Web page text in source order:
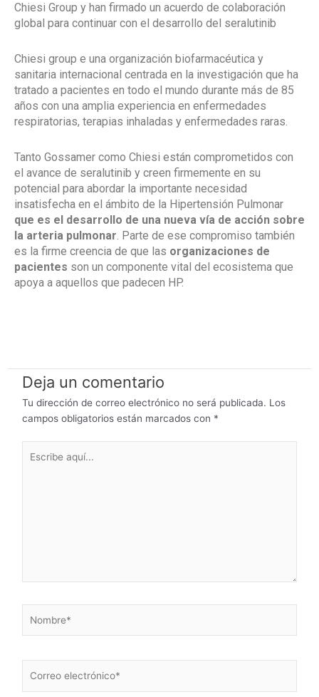
Chiesi Group y han firmado un acuerdo de colaboración
global para continuar con el desarrollo del seralutinib
Chiesi group e una organización biofarmacéutica y
sanitaria internacional centrada en la investigación que ha
tratado a pacientes en todo el mundo durante más de 85
años con una amplia experiencia en enfermedades
respiratorias, terapias inhaladas y enfermedades raras.
Tanto Gossamer como Chiesi están comprometidos con
el avance de seralutinib y creen firmemente en su
potencial para abordar la importante necesidad
insatisfecha en el ámbito de la Hipertensión Pulmonar
que es el desarrollo de una nueva vía de acción sobre
la arteria pulmonar. Parte de ese compromiso también
es la firme creencia de que las organizaciones de
pacientes son un componente vital del ecosistema que
apoya a aquellos que padecen HP.
Deja un comentario
Tu dirección de correo electrónico no será publicada. Los
campos obligatorios están marcados con *
aquí...
electrónico*